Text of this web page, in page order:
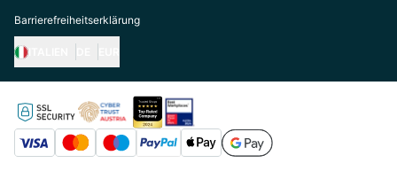
Barrierefreiheitserklärung
https://biogena.com/de-at
https://biogena.com/de-de
https://biogena.com/de-ch
https://biogena.com/it-it
https://biogena.com/ro-ro